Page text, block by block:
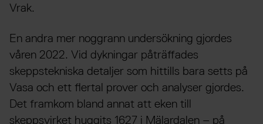
Vrak.
En andra mer noggrann undersökning gjordes
våren 2022. Vid dykningar påträffades
skeppstekniska detaljer som hittills bara setts på
Vasa och ett flertal prover och analyser gjordes.
Det framkom bland annat att eken till
skeppsvirket huggits 1627 i Mälardalen – på